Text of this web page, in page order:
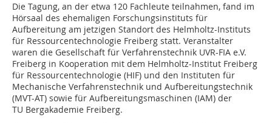
D‌ie Tagung, an der etwa 120 Fachleute teilnahmen, fand im
Hörsaal des ehemaligen Forschungsinstituts für
Aufbereitung am jetzigen Standort des Helmholtz-Instituts
für Ressourcentechnologie Freiberg statt. Veranstalter
waren die Gesellschaft für Verfahrenstechnik UVR-FIA e.V.
Freiberg in Kooperation mit dem Helmholtz-Institut Freiberg
für Ressourcentechnologie (HIF) und den Instituten für
Mechanische Verfahrenstechnik und Aufbereitungstechnik
(MVT-AT) sowie für Aufbereitungsmaschinen (IAM) der
TU Bergakademie Freiberg.